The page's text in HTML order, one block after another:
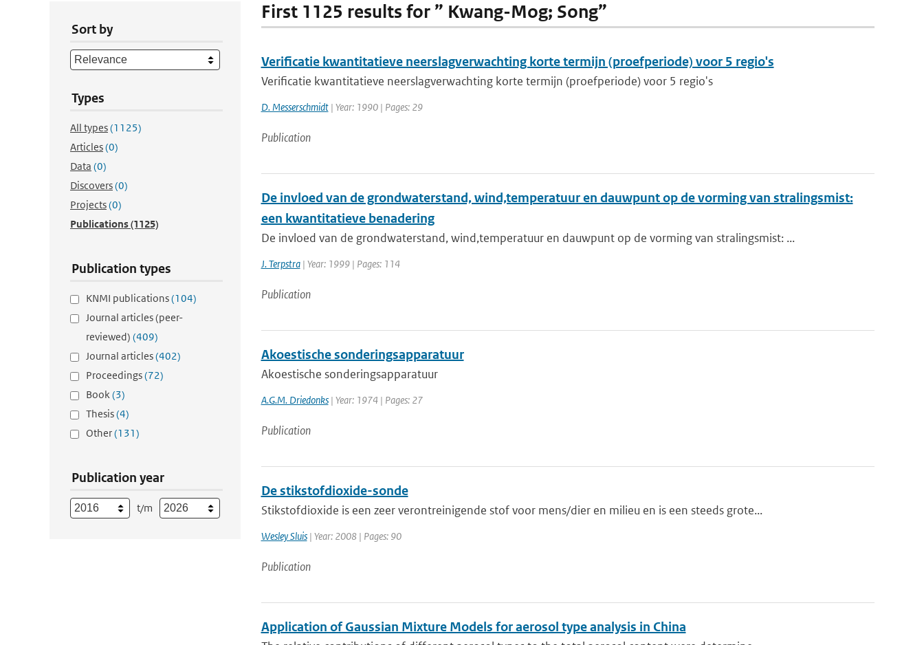
Sort by
Types
All types(1125)
Articles(0)
Data (0)
Discovers(0)
Projects(0)
Publications(1125)
Publication types
KNMI publications(104)
Journal articles (peer-
reviewed) (409)
Journal articles(402)
Proceedings(72)
Book(3)
Thesis(4)
Other(131)
Publication year
t/m
First 1125 results for ” Kwang-Mog; Song”
Verificatie kwantitatieve neerslagverwachting korte termijn (proefperiode) voor 5 regio's
Verificatie kwantitatieve neerslagverwachting korte termijn (proefperiode) voor 5 regio's
D. Messerschmidt| Year: 1990 | Pages: 29
Publication
De invloed van de grondwaterstand, wind,temperatuur en dauwpunt op de vorming van stralingsmist:
een kwantitatieve benadering
De invloed van de grondwaterstand, wind,temperatuur en dauwpunt op de vorming van stralingsmist: ...
J. Terpstra| Year: 1999 | Pages: 114
Publication
Akoestische sonderingsapparatuur
Akoestische sonderingsapparatuur
A.G.M. Driedonks| Year: 1974 | Pages: 27
Publication
De stikstofdioxide-sonde
Stikstofdioxide is een zeer verontreinigende stof voor mens/dier en milieu en is een steeds grote...
Wesley Sluis| Year: 2008 | Pages: 90
Publication
Application of Gaussian Mixture Models for aerosol type analysis in China